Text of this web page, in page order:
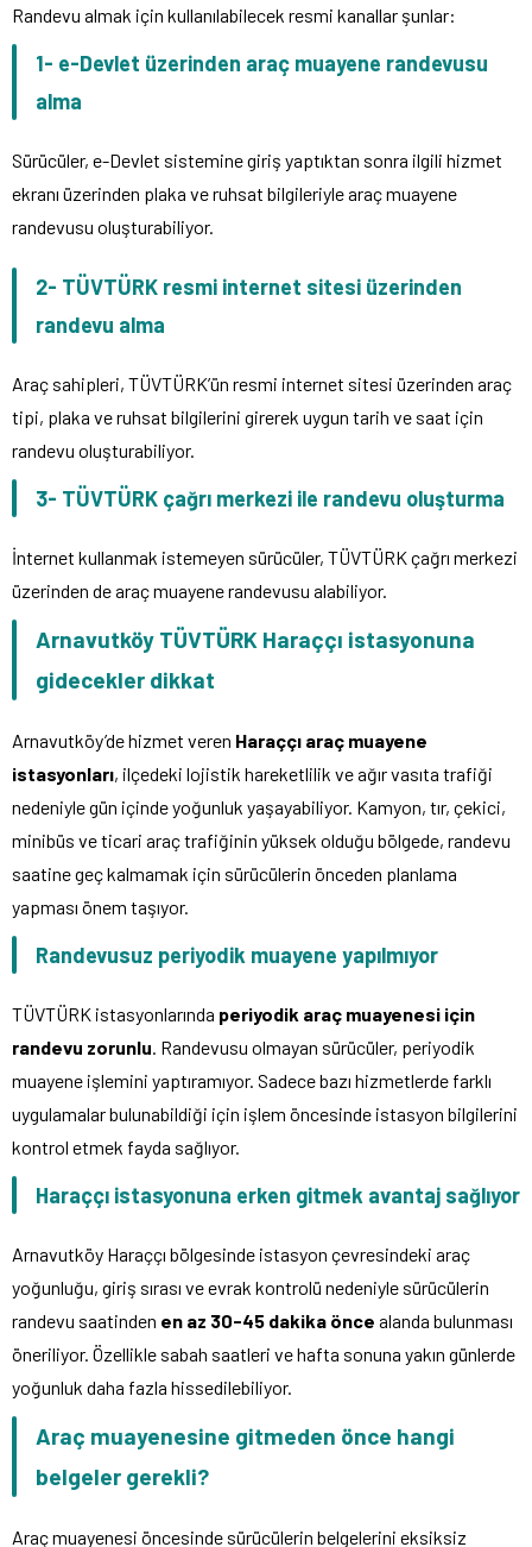
Randevu almak için kullanılabilecek resmi kanallar şunlar:
1- e-Devlet üzerinden araç muayene randevusu
alma
Sürücüler, e-Devlet sistemine giriş yaptıktan sonra ilgili hizmet
ekranı üzerinden plaka ve ruhsat bilgileriyle araç muayene
randevusu oluşturabiliyor.
2- TÜVTÜRK resmi internet sitesi üzerinden
randevu alma
Araç sahipleri, TÜVTÜRK’ün resmi internet sitesi üzerinden araç
tipi, plaka ve ruhsat bilgilerini girerek uygun tarih ve saat için
randevu oluşturabiliyor.
3- TÜVTÜRK çağrı merkezi ile randevu oluşturma
İnternet kullanmak istemeyen sürücüler, TÜVTÜRK çağrı merkezi
üzerinden de araç muayene randevusu alabiliyor.
Arnavutköy TÜVTÜRK Haraççı istasyonuna
gidecekler dikkat
Arnavutköy’de hizmet veren Haraççı araç muayene
istasyonları, ilçedeki lojistik hareketlilik ve ağır vasıta trafiği
nedeniyle gün içinde yoğunluk yaşayabiliyor. Kamyon, tır, çekici,
minibüs ve ticari araç trafiğinin yüksek olduğu bölgede, randevu
saatine geç kalmamak için sürücülerin önceden planlama
yapması önem taşıyor.
Randevusuz periyodik muayene yapılmıyor
TÜVTÜRK istasyonlarında periyodik araç muayenesi için
randevu zorunlu. Randevusu olmayan sürücüler, periyodik
muayene işlemini yaptıramıyor. Sadece bazı hizmetlerde farklı
uygulamalar bulunabildiği için işlem öncesinde istasyon bilgilerini
kontrol etmek fayda sağlıyor.
Haraççı istasyonuna erken gitmek avantaj sağlıyor
Arnavutköy Haraççı bölgesinde istasyon çevresindeki araç
yoğunluğu, giriş sırası ve evrak kontrolü nedeniyle sürücülerin
randevu saatinden en az 30-45 dakika önce alanda bulunması
öneriliyor. Özellikle sabah saatleri ve hafta sonuna yakın günlerde
yoğunluk daha fazla hissedilebiliyor.
Araç muayenesine gitmeden önce hangi
belgeler gerekli?
Araç muayenesi öncesinde sürücülerin belgelerini eksiksiz